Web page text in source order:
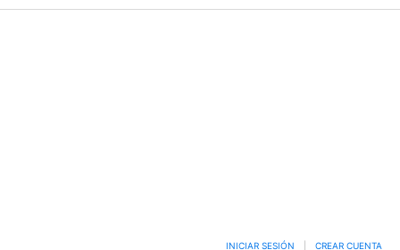
INICIAR SESIÓN CREAR CUENTA